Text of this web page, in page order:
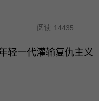
阅读 14435
轻一代灌输复仇主义